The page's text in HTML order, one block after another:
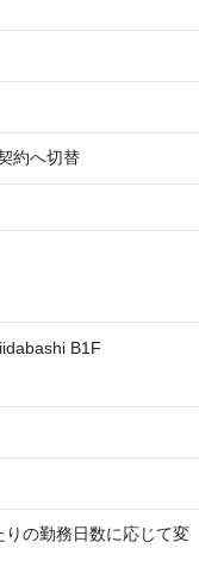
約へ切替
B1F
りの勤務日数に応じて変